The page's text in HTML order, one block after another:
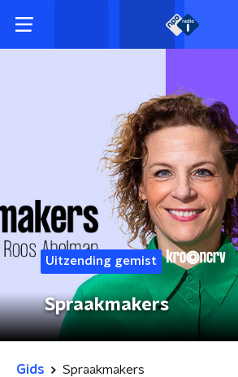
Uitzending gemist
Spraakmakers
Gids Spraakmakers